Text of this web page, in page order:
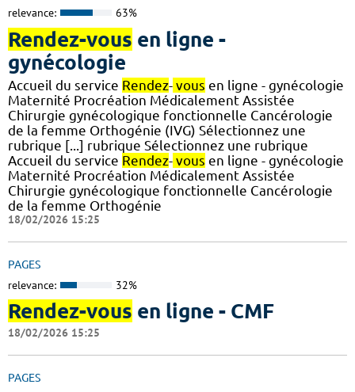
relevance: 63%
Rendez-vous en ligne -
gynécologie
Accueil du service Rendez- vous en ligne - gynécologie
Maternité Procréation Médicalement Assistée
Chirurgie gynécologique fonctionnelle Cancérologie
de la femme Orthogénie (IVG) Sélectionnez une
rubrique [...] rubrique Sélectionnez une rubrique
Accueil du service Rendez- vous en ligne - gynécologie
Maternité Procréation Médicalement Assistée
Chirurgie gynécologique fonctionnelle Cancérologie
de la femme Orthogénie
18/02/2026 15:25
PAGES
relevance: 32%
Rendez-vous en ligne - CMF
18/02/2026 15:25
PAGES